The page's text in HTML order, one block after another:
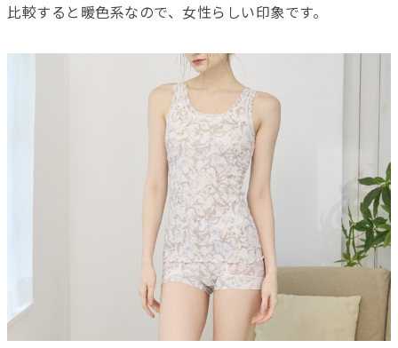
比較すると暖色系なので、女性らしい印象です。